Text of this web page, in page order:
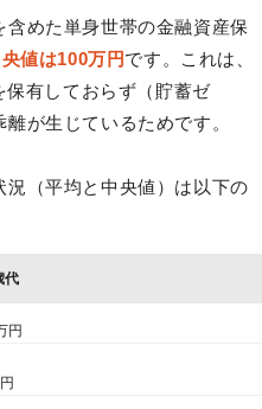
めた単身世帯の金融資産保
値は100万円です。これは、
有しておらず（貯蓄ゼ
が生じているためです。
（平均と中央値）は以下の
代
円